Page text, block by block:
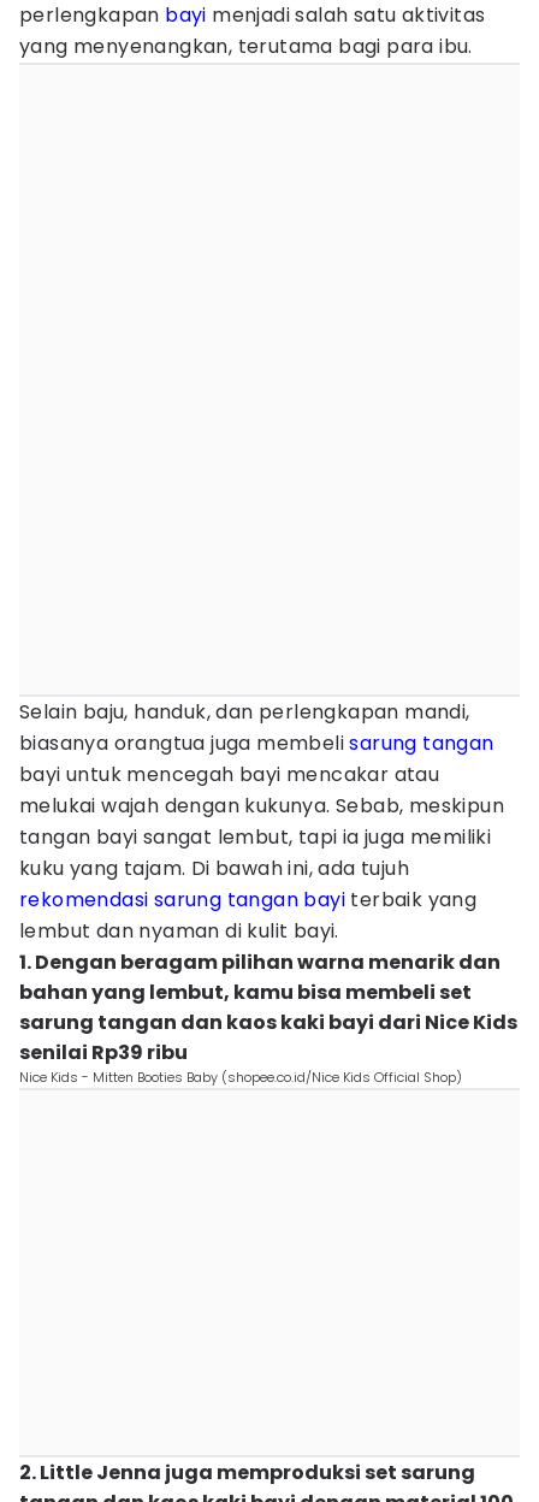
perlengkapan bayi menjadi salah satu aktivitas
yang menyenangkan, terutama bagi para ibu.
Selain baju, handuk, dan perlengkapan mandi,
biasanya orangtua juga membelisarung tangan
bayi untuk mencegah bayi mencakar atau
melukai wajah dengan kukunya. Sebab, meskipun
tangan bayi sangat lembut, tapi ia juga memiliki
kuku yang tajam. Di bawah ini, ada tujuh
rekomendasi sarung tangan bayi terbaik yang
lembut dan nyaman di kulit bayi.
1. Dengan beragam pilihan warna menarik dan
bahan yang lembut, kamu bisa membeli set
sarung tangan dan kaos kaki bayi dari Nice Kids
senilai Rp39 ribu
Nice Kids - Mitten Booties Baby (shopee.co.id/Nice Kids Official Shop)
2. Little Jenna juga memproduksi set sarung